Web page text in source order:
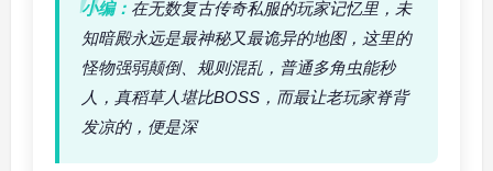
小编： 在无数复古传奇私服的玩家记忆里，未
知暗殿永远是最神秘又最诡异的地图，这里的
怪物强弱颠倒、规则混乱，普通多角虫能秒
人，真稻草人堪比BOSS，而最让老玩家脊背
发凉的，便是深